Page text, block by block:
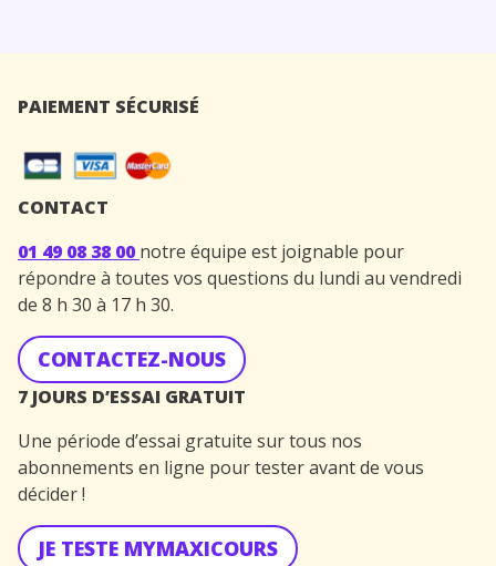
PAIEMENT SÉCURISÉ
CONTACT
01 49 08 38 00 notre équipe est joignable pour
répondre à toutes vos questions du lundi au vendredi
de 8 h 30 à 17 h 30.
CONTACTEZ-NOUS
7 JOURS D’ESSAI GRATUIT
Une période d’essai gratuite sur tous nos
abonnements en ligne pour tester avant de vous
décider !
JE TESTE MYMAXICOURS